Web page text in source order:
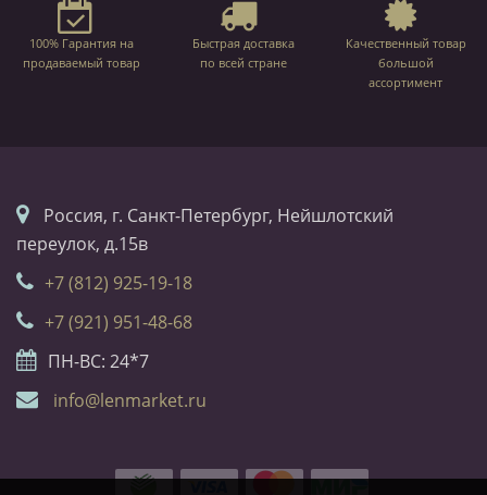
100% Гарантия на
продаваемый товар
Быстрая доставка
по всей стране
Качественный товар
большой
ассортимент
Россия, г. Санкт-Петербург, Нейшлотский
переулок, д.15в
+7 (812) 925-19-18
+7 (921) 951-48-68
ПН-ВС: 24*7
info@lenmarket.ru